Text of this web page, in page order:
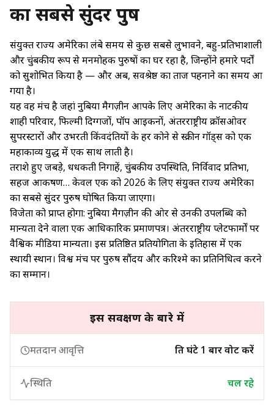
का सबसे सुंदर पुरुष
संयुक्त राज्य अमेरिका लंबे समय से कुछ सबसे लुभावने, बहु-प्रतिभाशाली
और चुंबकीय रूप से मनमोहक पुरुषों का घर रहा है, जिन्होंने हमारे पर्दों
को सुशोभित किया है — और अब, सर्वश्रेष्ठ का ताज पहनाने का समय आ
गया है।
यह वह मंच है जहां नुबिया मैगज़ीन आपके लिए अमेरिका के नाटकीय
शाही परिवार, फिल्मी दिग्गजों, पॉप आइकनों, अंतरराष्ट्रीय क्रॉसओवर
सुपरस्टारों और उभरती किंवदंतियों के हर कोने से स्क्रीन गॉड्स को एक
महाकाव्य युद्ध में एक साथ लाती है।
तराशे हुए जबड़े, धधकती निगाहें, चुंबकीय उपस्थिति, निर्विवाद प्रतिभा,
सहज आकर्षण… केवल एक को 2026 के लिए संयुक्त राज्य अमेरिका
का सबसे सुंदर पुरुष घोषित किया जाएगा।
विजेता को प्राप्त होगा: नुबिया मैगज़ीन की ओर से उनकी उपलब्धि को
मान्यता देने वाला एक आधिकारिक प्रमाणपत्र। अंतरराष्ट्रीय प्लेटफार्मों पर
वैश्विक मीडिया मान्यता। इस प्रतिष्ठित प्रतियोगिता के इतिहास में एक
स्थायी स्थान। विश्व मंच पर पुरुष सौंदर्य और करिश्मे का प्रतिनिधित्व करने
का सम्मान।
इस सर्वेक्षण के बारे में
मतदान आवृत्ति प्रति घंटे 1 बार वोट करें
स्थिति चल रहे